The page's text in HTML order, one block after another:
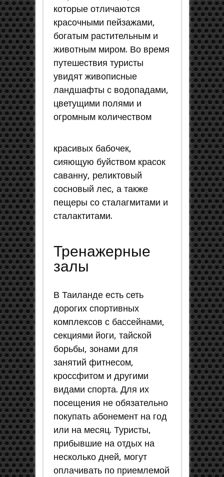
которые отличаются
красочными пейзажами,
богатым растительным и
животным миром. Во время
путешествия туристы
увидят живописные
ландшафты с водопадами,
цветущими полями и
огромным количеством
красивых бабочек,
сияющую буйством красок
саванну, реликтовый
сосновый лес, а также
пещеры со сталагмитами и
сталактитами.
Тренажерные
залы
В Таиланде есть сеть
дорогих спортивных
комплексов с бассейнами,
секциями йоги, тайской
борьбы, зонами для
занятий фитнесом,
кроссфитом и другими
видами спорта. Для их
посещения не обязательно
покупать абонемент на год
или на месяц. Туристы,
прибывшие на отдых на
несколько дней, могут
оплачивать по приемлемой